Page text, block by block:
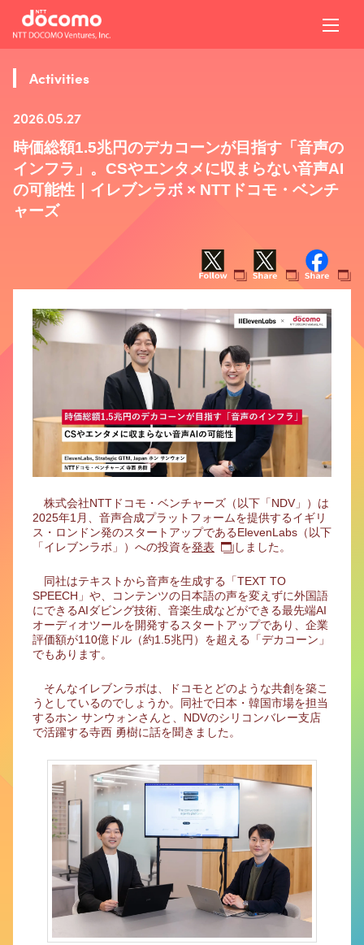
Activities
2026.05.27
時価総額1.5兆円のデカコーンが目指す「音声の
インフラ」。CSやエンタメに収まらない音声AI
の可能性｜イレブンラボ × NTTドコモ・ベンチ
ャーズ
株式会社NTTドコモ・ベンチャーズ（以下「NDV」）は
2025年1月、音声合成プラットフォームを提供するイギリ
ス・ロンドン発のスタートアップであるElevenLabs（以下
「イレブンラボ」）への投資を発表 しました。
同社はテキストから音声を生成する「TEXT TO
SPEECH」や、コンテンツの日本語の声を変えずに外国語
にできるAIダビング技術、音楽生成などができる最先端AI
オーディオツールを開発するスタートアップであり、企業
評価額が110億ドル（約1.5兆円）を超える「デカコーン」
でもあります。
そんなイレブンラボは、ドコモとどのような共創を築こ
うとしているのでしょうか。同社で日本・韓国市場を担当
するホン サンウォンさんと、NDVのシリコンバレー支店
で活躍する寺西 勇樹に話を聞きました。